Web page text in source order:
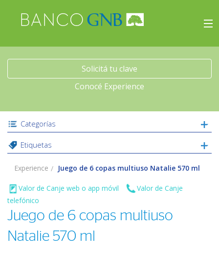
Beneficios
Experience
Acceso
Solicitá tu clave
Conocé Experience
Categorías
Etiquetas
Experience Juego de 6 copas multiuso Natalie 570 ml
Valor de Canje web o app móvil
Valor de Canje
telefónico
Juego de 6 copas multiuso
Natalie 570 ml